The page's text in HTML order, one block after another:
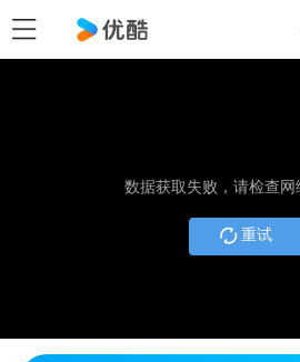
数据获取失败，请检查网
重试